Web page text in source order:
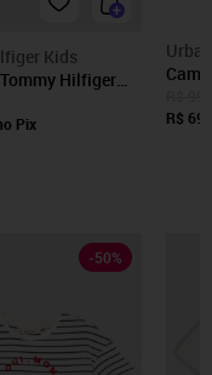
Kids
Hilfiger
Pix
R$
-50%